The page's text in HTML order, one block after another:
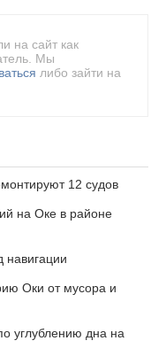
на сайт как
Мы
либо зайти на
12 судов
на Оке в районе
Оки от мусора и
углублению дна на